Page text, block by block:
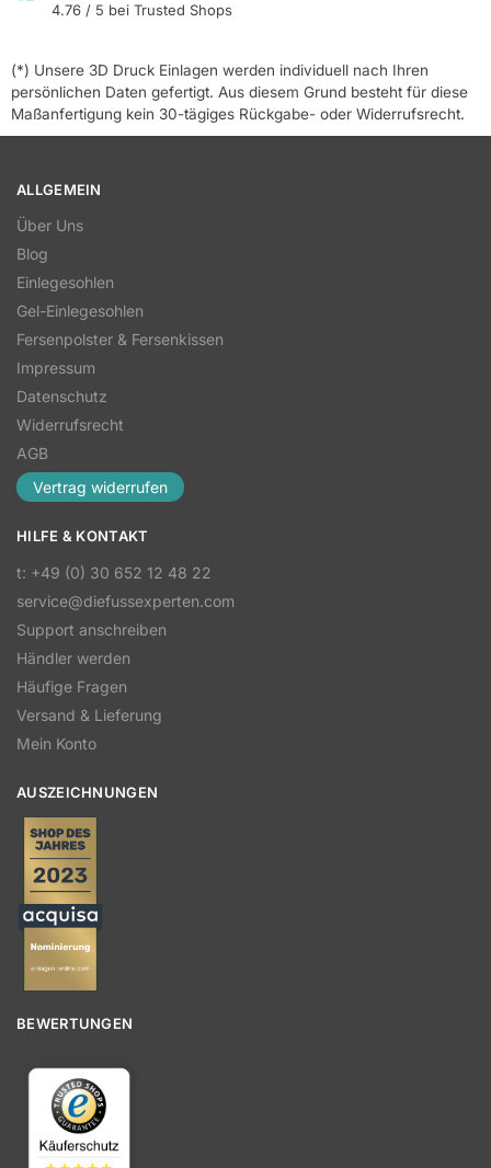
4.76 / 5 bei Trusted Shops
(*) Unsere 3D Druck Einlagen werden individuell nach Ihren
persönlichen Daten gefertigt. Aus diesem Grund besteht für diese
Maßanfertigung kein 30-tägiges Rückgabe- oder Widerrufsrecht.
ALLGEMEIN
Über Uns
Blog
Einlegesohlen
Gel-Einlegesohlen
Fersenpolster & Fersenkissen
Impressum
Datenschutz
Widerrufsrecht
AGB
Vertrag widerrufen
HILFE & KONTAKT
t: +49 (0) 30 652 12 48 22
service@diefussexperten.com
Support anschreiben
Händler werden
Häufige Fragen
Versand & Lieferung
Mein Konto
AUSZEICHNUNGEN
BEWERTUNGEN